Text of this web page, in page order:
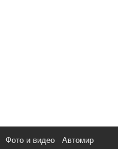
Фото и видео Автомир